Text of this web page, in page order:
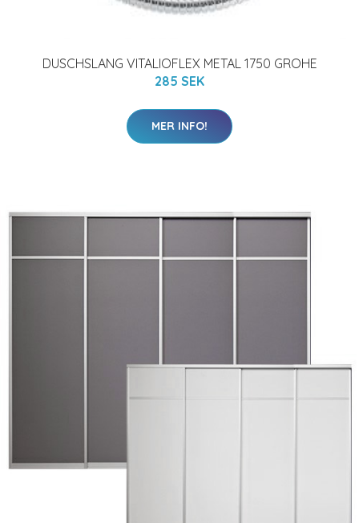
DUSCHSLANG VITALIOFLEX METAL 1750 GROHE
285 SEK
MER INFO!